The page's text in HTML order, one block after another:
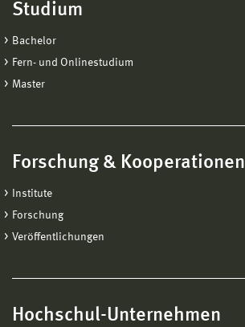
Studium
Bachelor
Fern- und Onlinestudium
Master
Forschung & Kooperationen
Institute
Forschung
Veröffentlichungen
Hochschul-Unternehmen